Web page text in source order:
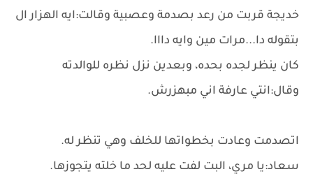
خديجة قربت من رعد بصدمة وعصبية وقالت:ايه الهزار ال
بتقوله دا...مرات مين وايه دااا.
كان ينظر لجده بحده، وبعدين نزل نظره للوالدته
وقال:انتي عارفة اني مبهزرش.
اتصدمت وعادت بخطواتها للخلف وهي تنظر له.
سعاد:يا مري، البت لفت عليه لحد ما خلته يتجوزها.